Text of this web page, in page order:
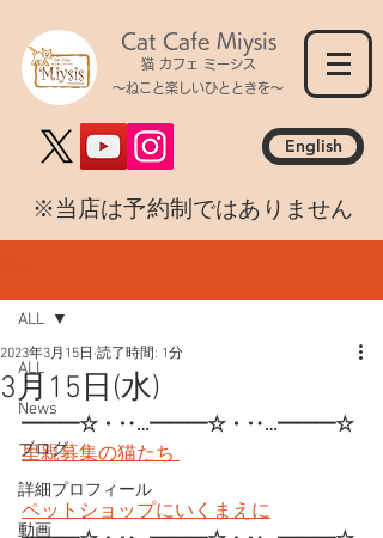
Cat Cafe Miysis
猫 カフェ ミーシス
～ねこと楽しいひとときを～
English
​※当店は予約制ではありません
ALL
News
ブログ
詳細プロフィール
動画
ALL
3月15日(水)
2023年3月15日 読了時間: 1分
━━━☆・‥…━━━☆・‥…━━━☆
里親募集の猫たち
ペットショップにいくまえに